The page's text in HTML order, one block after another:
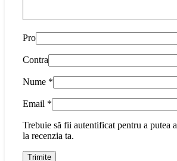
Pro
Contra
Nume *
Email *
Trebuie să fii autentificat pentru a putea
la recenzia ta.